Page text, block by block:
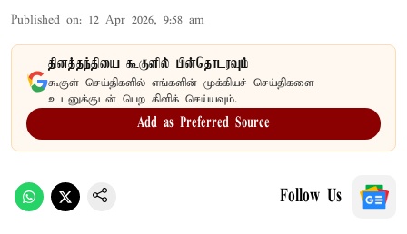
Published on: 12 Apr 2026, 9:58 am
தினத்தந்தியை கூகுளில் பின்தொடரவும்
கூகுள் செய்திகளில் எங்களின் முக்கியச் செய்திகளை
உடனுக்குடன் பெற கிளிக் செய்யவும்.
Add as Preferred Source
Follow Us